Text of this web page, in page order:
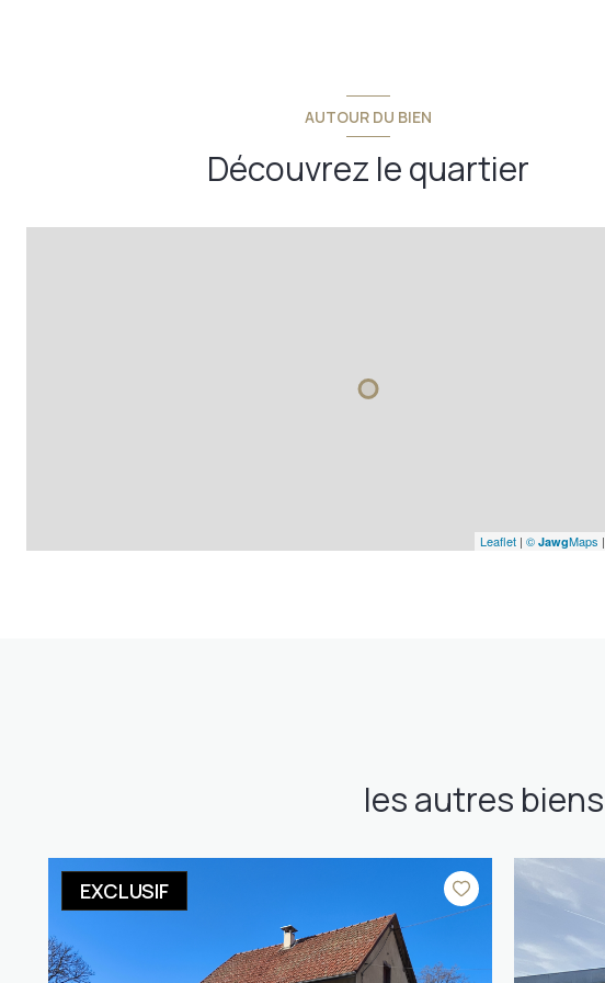
AUTOUR DU BIEN
Découvrez le quartier
Leaflet | © JawgMaps |
les autres
EXCLUSIF